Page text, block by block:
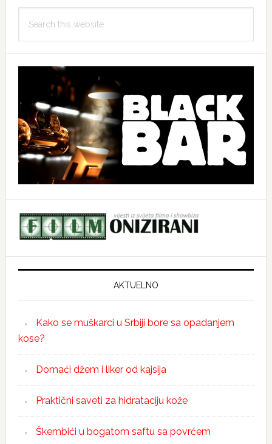
this
AKTUELNO
Kako se muškarci u Srbiji bore sa opadanjem
kose?
Domaći džem i liker od kajsija
Praktični saveti za hidrataciju kože
Škembići u bogatom saftu sa povrćem